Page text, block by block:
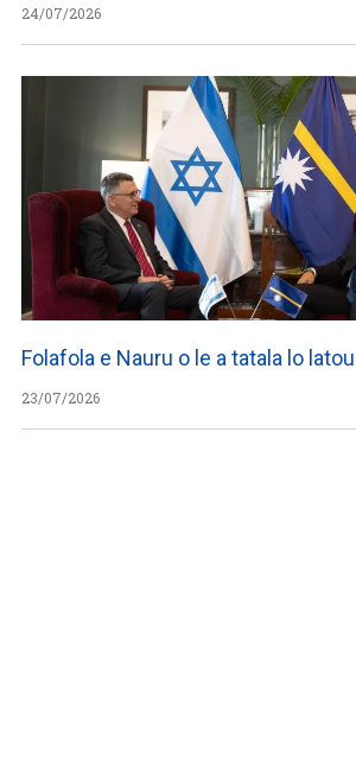
24/07/2026
Folafola e Nauru o le a tatala lo
23/07/2026